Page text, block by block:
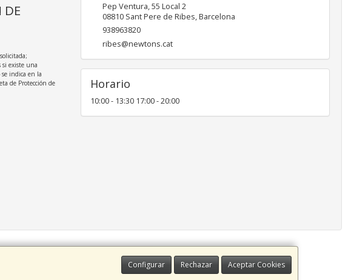
Configurar Rechazar Aceptar Cookies
DE
si existe una
se indica en la
de Protección de
Pep Ventura, 55 Local 2
08810 Sant Pere de Ribes,Barcelona
938963820
ribes@newtons.cat
Horario
10:00 - 13:30 17:00 - 20:00